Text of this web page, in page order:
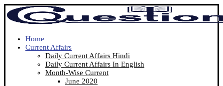
Home
Current Affairs
Daily Current Affairs Hindi
Daily Current Affairs In English
Month-Wise Current
June 2020